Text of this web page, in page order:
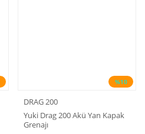
%10
DRAG 200
Yuki Drag 200 Akü Yan Kapak
Grenajı